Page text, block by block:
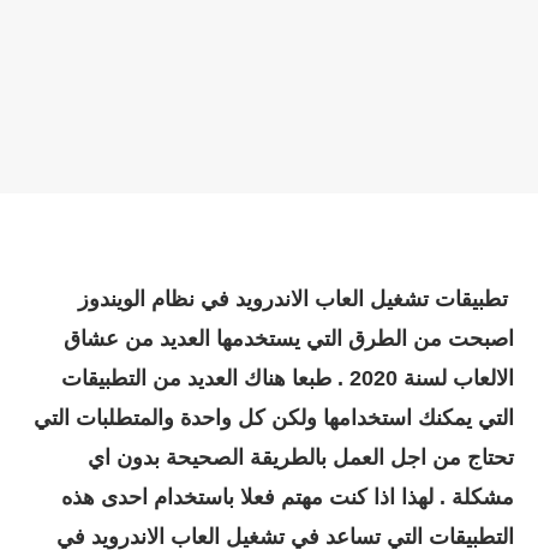
تطبيقات تشغيل العاب الاندرويد في نظام الويندوز
اصبحت من الطرق التي يستخدمها العديد من عشاق
الالعاب لسنة 2020 . طبعا هناك العديد من التطبيقات
التي يمكنك استخدامها ولكن كل واحدة والمتطلبات التي
تحتاج من اجل العمل بالطريقة الصحيحة بدون اي
مشكلة . لهذا اذا كنت مهتم فعلا باستخدام احدى هذه
التطبيقات التي تساعد في تشغيل العاب الاندرويد في